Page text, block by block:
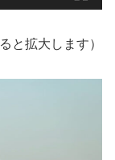
と拡大します）